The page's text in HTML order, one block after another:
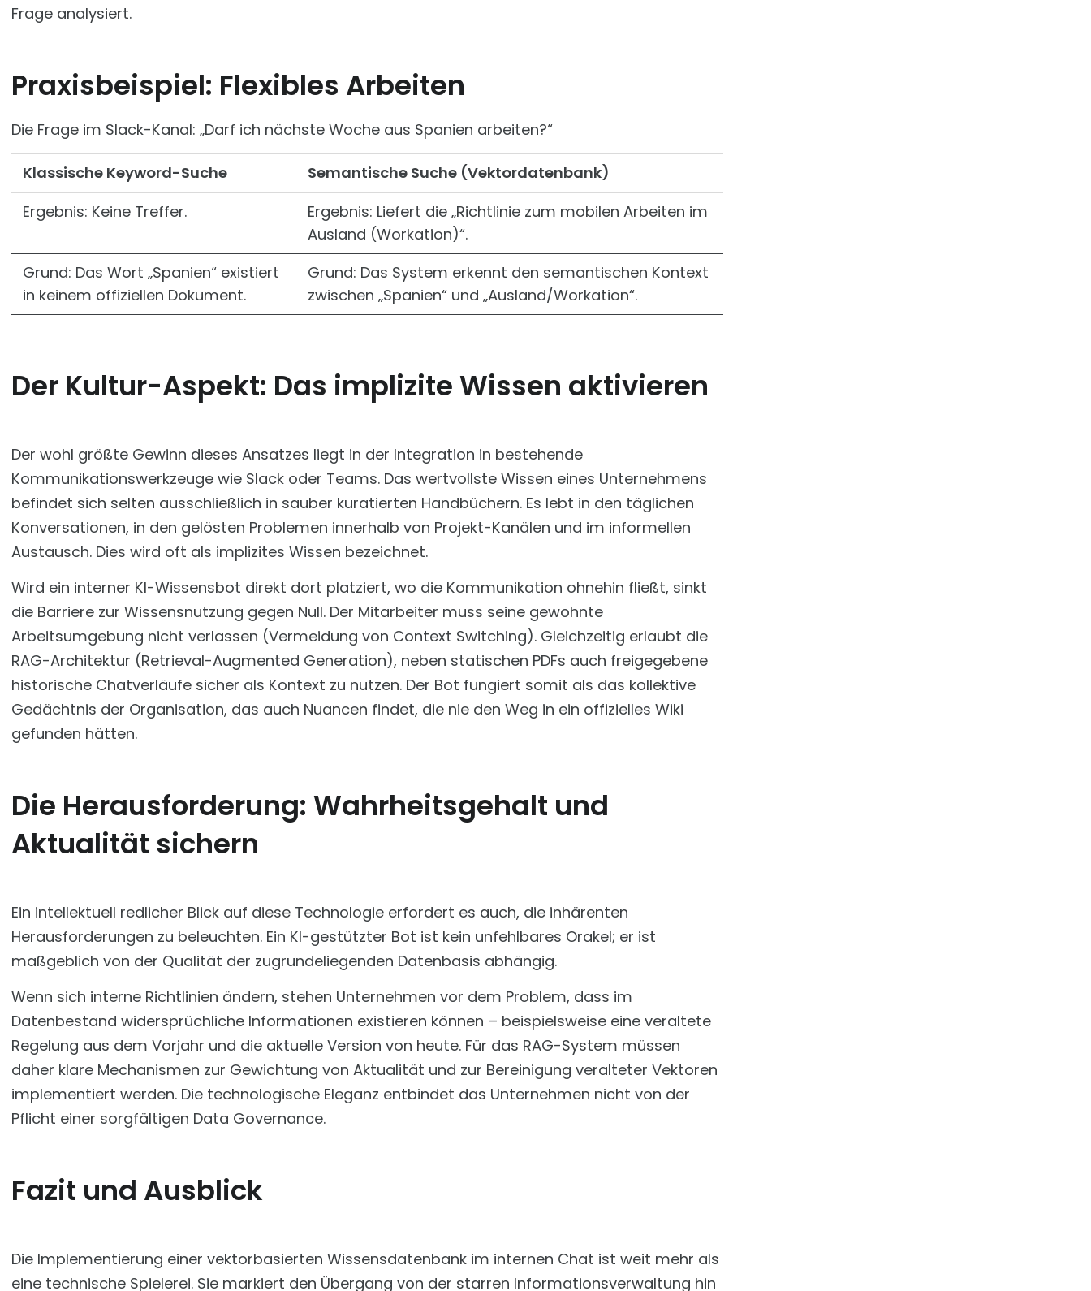
Frage analysiert.
Praxisbeispiel: Flexibles Arbeiten
Die Frage im Slack-Kanal: „Darf ich nächste Woche aus Spanien arbeiten?“
Klassische Keyword-Suche
Semantische Suche (Vektordatenbank)
Ergebnis: Keine Treffer.
Ergebnis: Liefert die „Richtlinie zum mobilen Arbeiten im
Ausland (Workation)“.
Grund: Das Wort „Spanien“ existiert
in keinem offiziellen Dokument.
Grund: Das System erkennt den semantischen Kontext
zwischen „Spanien“ und „Ausland/Workation“.
Der Kultur-Aspekt: Das implizite Wissen aktivieren
Der wohl größte Gewinn dieses Ansatzes liegt in der Integration in bestehende
Kommunikationswerkzeuge wie Slack oder Teams. Das wertvollste Wissen eines Unternehmens
befindet sich selten ausschließlich in sauber kuratierten Handbüchern. Es lebt in den täglichen
Konversationen, in den gelösten Problemen innerhalb von Projekt-Kanälen und im informellen
Austausch. Dies wird oft als implizites Wissen bezeichnet.
Wird ein interner KI-Wissensbot direkt dort platziert, wo die Kommunikation ohnehin fließt, sinkt
die Barriere zur Wissensnutzung gegen Null. Der Mitarbeiter muss seine gewohnte
Arbeitsumgebung nicht verlassen (Vermeidung von Context Switching). Gleichzeitig erlaubt die
RAG-Architektur (Retrieval-Augmented Generation), neben statischen PDFs auch freigegebene
historische Chatverläufe sicher als Kontext zu nutzen. Der Bot fungiert somit als das kollektive
Gedächtnis der Organisation, das auch Nuancen findet, die nie den Weg in ein offizielles Wiki
gefunden hätten.
Die Herausforderung: Wahrheitsgehalt und
Aktualität sichern
Ein intellektuell redlicher Blick auf diese Technologie erfordert es auch, die inhärenten
Herausforderungen zu beleuchten. Ein KI-gestützter Bot ist kein unfehlbares Orakel; er ist
maßgeblich von der Qualität der zugrundeliegenden Datenbasis abhängig.
Wenn sich interne Richtlinien ändern, stehen Unternehmen vor dem Problem, dass im
Datenbestand widersprüchliche Informationen existieren können – beispielsweise eine veraltete
Regelung aus dem Vorjahr und die aktuelle Version von heute. Für das RAG-System müssen
daher klare Mechanismen zur Gewichtung von Aktualität und zur Bereinigung veralteter Vektoren
implementiert werden. Die technologische Eleganz entbindet das Unternehmen nicht von der
Pflicht einer sorgfältigen Data Governance.
Fazit und Ausblick
Die Implementierung einer vektorbasierten Wissensdatenbank im internen Chat ist weit mehr als
eine technische Spielerei. Sie markiert den Übergang von der starren Informationsverwaltung hin